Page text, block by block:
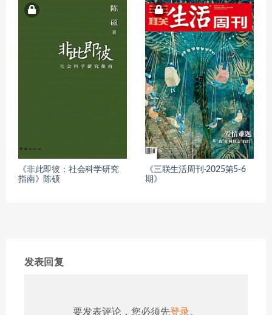
《非此即彼：社会科学研究
指南》陈硕
《三联生活周刊·2025第5-6
期》
发表回复
要发表评论，您必须先登录。